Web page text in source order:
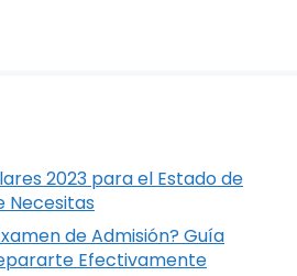
2023 para el Estado de
Necesitas
de Admisión? Guía
Efectivamente